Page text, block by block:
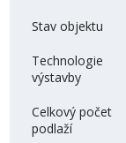
Stav objektu
Technologie
výstavby
Celkový počet
podlaží